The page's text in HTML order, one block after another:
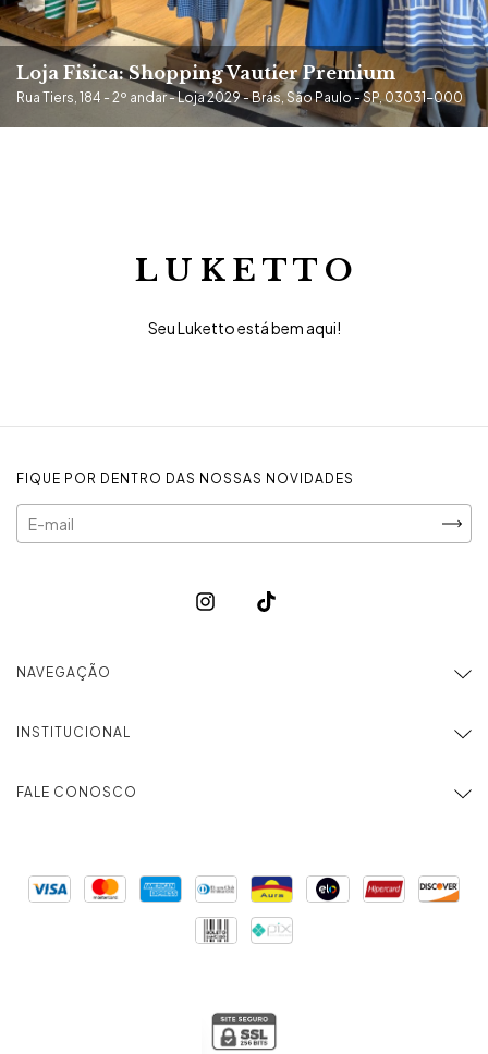
Loja Fisica: Shopping Vautier Premium
Rua Tiers, 184 - 2º andar - Loja 2029 - Brás, São Paulo - SP, 03031-000
L U K E T T O
Seu Luketto está bem aqui!
FIQUE POR DENTRO DAS NOSSAS NOVIDADES
NAVEGAÇÃO
INSTITUCIONAL
FALE CONOSCO